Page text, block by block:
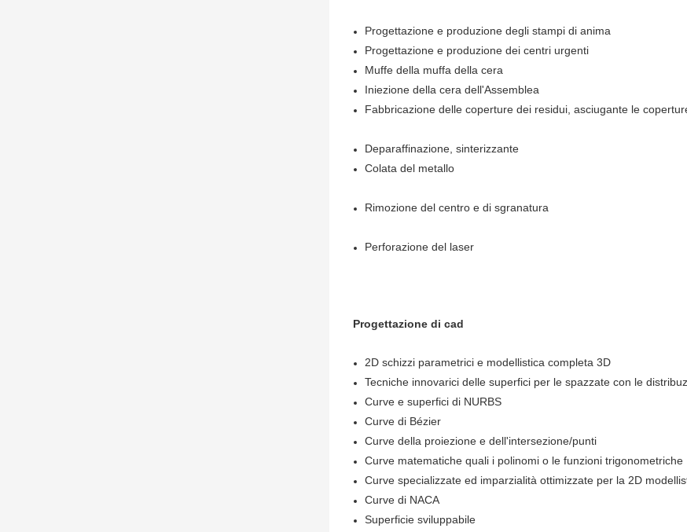
Progettazione e produzione degli stampi di anima
Progettazione e produzione dei centri urgenti
Muffe della muffa della cera
Iniezione della cera dell'Assemblea
Fabbricazione delle coperture dei residui, asciugante le
Deparaffinazione, sinterizzante
Colata del metallo
Rimozione del centro e di sgranatura
Perforazione del laser
Progettazione di cad
2D schizzi parametrici e modellistica completa 3D
Tecniche innovarici delle superfici per le spazzate con le
Curve e superfici di NURBS
Curve di Bézier
Curve della proiezione e dell'intersezione/punti
Curve matematiche quali i polinomi o le funzioni trigonometriche
Curve specializzate ed imparzialità ottimizzate per la 2D
Curve di NACA
Superficie sviluppabile